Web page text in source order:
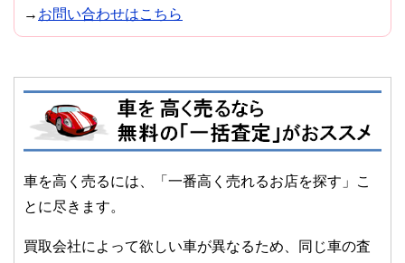
→ お問い合わせはこちら
車を高く売るには、「一番高く売れるお店を探す」こ
とに尽きます。
買取会社によって欲しい車が異なるため、同じ車の査